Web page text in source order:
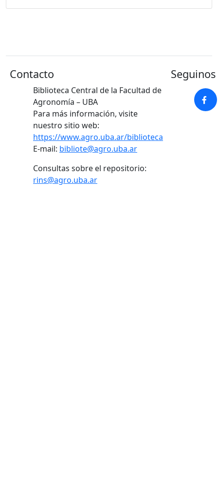
Contacto
Biblioteca Central de la Facultad de
Agronomía – UBA
Para más información, visite
nuestro sitio web:
https://www.agro.uba.ar/biblioteca
E-mail: bibliote@agro.uba.ar
Consultas sobre el repositorio:
rins@agro.uba.ar